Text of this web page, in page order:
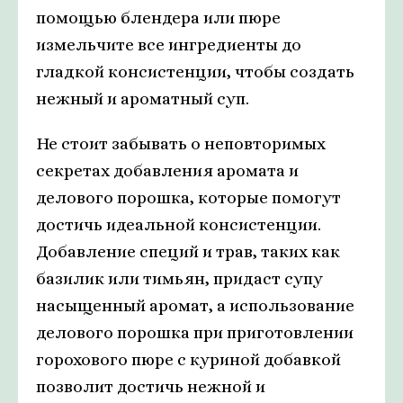
помощью блендера или пюре
измельчите все ингредиенты до
гладкой консистенции, чтобы создать
нежный и ароматный суп.
Не стоит забывать о неповторимых
секретах добавления аромата и
делового порошка, которые помогут
достичь идеальной консистенции.
Добавление специй и трав, таких как
базилик или тимьян, придаст супу
насыщенный аромат, а использование
делового порошка при приготовлении
горохового пюре с куриной добавкой
позволит достичь нежной и